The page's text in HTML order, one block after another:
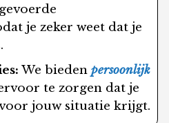
je zeker weet dat je
We biedenpersoonlijk
te zorgen dat je
jouw situatie krijgt.